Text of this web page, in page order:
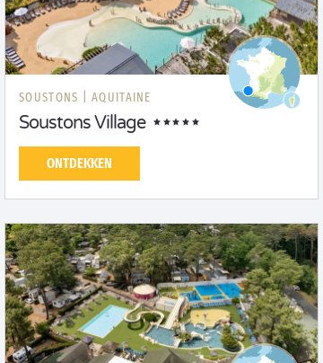
SOUSTONS | AQUITAINE
Soustons Village
ONTDEKKEN